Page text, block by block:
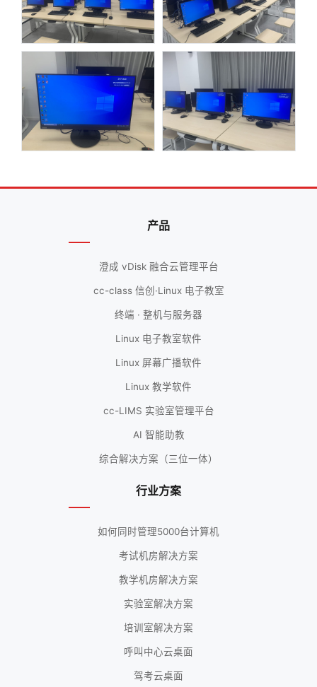
产品
澄成 vDisk 融合云管理平台
cc-class 信创·Linux 电子教室
终端 · 整机与服务器
Linux 电子教室软件
Linux 屏幕广播软件
Linux 教学软件
cc-LIMS 实验室管理平台
AI 智能助教
综合解决方案（三位一体）
行业方案
如何同时管理5000台计算机
考试机房解决方案
教学机房解决方案
实验室解决方案
培训室解决方案
呼叫中心云桌面
驾考云桌面